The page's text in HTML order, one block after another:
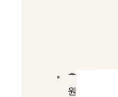
후
원